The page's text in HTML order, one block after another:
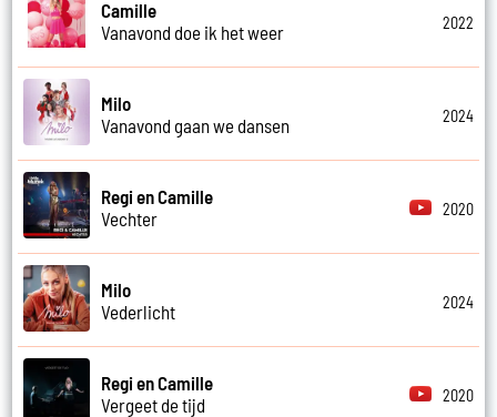
Camille
Vanavond doe ik het weer
2022
Milo
Vanavond gaan we dansen
2024
Regi en Camille
Vechter
2020
Milo
Vederlicht
2024
Regi en Camille
Vergeet de tijd
2020